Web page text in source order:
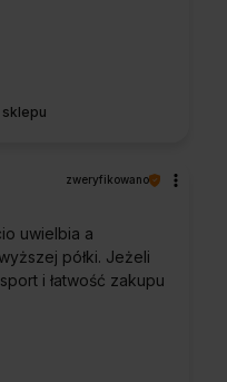
zweryfikowano
uwielbia a
półki. Jeżeli
i łatwość zakupu